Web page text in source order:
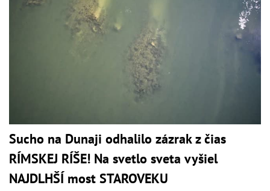
Sucho na Dunaji odhalilo zázrak z čias
RÍMSKEJ RÍŠE! Na svetlo sveta vyšiel
NAJDLHŠÍ most STAROVEKU